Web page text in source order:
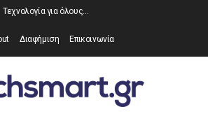
Τεχνολογία για όλους…
Διαφήμιση Επικοινωνία